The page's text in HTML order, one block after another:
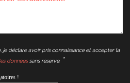
déclare avoir pris connaissance et accepter la
donnéessans réserve.
!